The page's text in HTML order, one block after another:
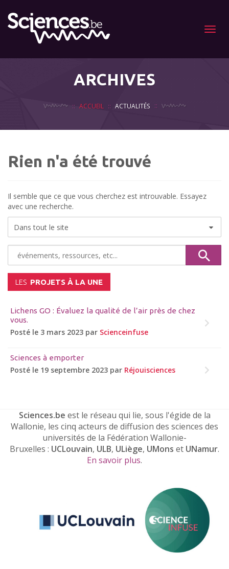
Menu
ARCHIVES
ACCUEIL ACTUALITÉS
Rien n'a été trouvé
Il semble que ce que vous cherchez est introuvable. Essayez
avec une recherche.
LES PROJETS À LA UNE
Lichens GO : Évaluez la qualité de l’air près de chez
vous.
Posté le 3 mars 2023 par Scienceinfuse
Sciences à emporter
Posté le 19 septembre 2023 par Réjouisciences
Sciences.be est le réseau qui lie, sous l'égide de la
Wallonie, les cinq acteurs de diffusion des sciences des
universités de la Fédération Wallonie-
Bruxelles : UCLouvain, ULB, ULiège, UMons et UNamur.
En savoir plus.